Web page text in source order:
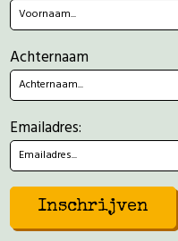
Achternaam
Emailadres: